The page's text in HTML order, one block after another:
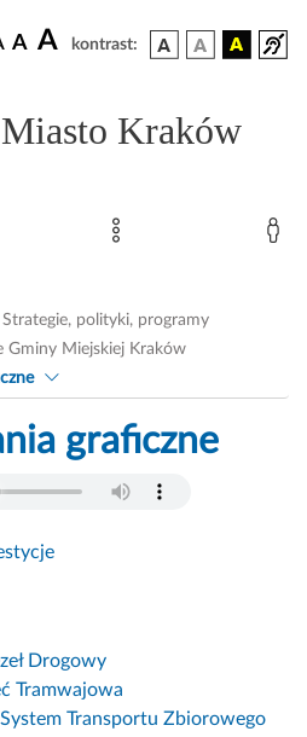
A A kontrast:
Miasto Kraków
Strategie, polityki, programy
Gminy Miejskiej Kraków
graficzne
Drogowy
Tramwajowa
Transportu Zbiorowego